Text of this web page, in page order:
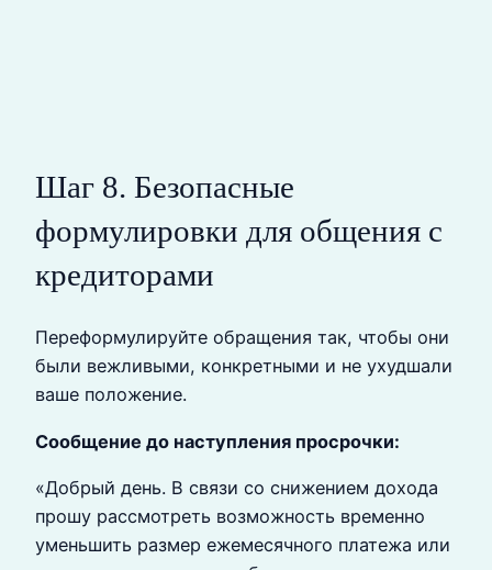
Шаг 8. Безопасные
формулировки для общения с
кредиторами
Переформулируйте обращения так, чтобы они
были вежливыми, конкретными и не ухудшали
ваше положение.
Сообщение до наступления просрочки:
«Добрый день. В связи со снижением дохода
прошу рассмотреть возможность временно
уменьшить размер ежемесячного платежа или